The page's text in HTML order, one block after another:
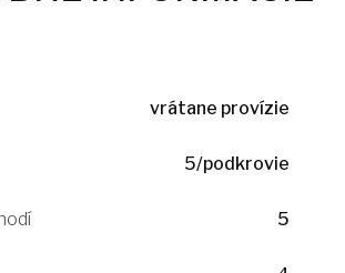
vrátane provízie
5/podkrovie
5